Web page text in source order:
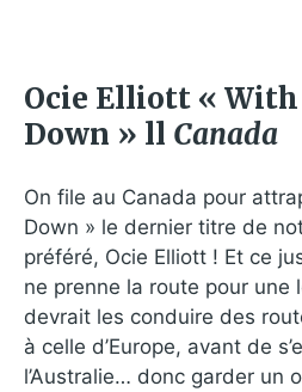
Ocie Elliott «
Down » ll Canada
On file au Canada pour
Down » le dernier titre de
préféré, Ocie Elliott ! Et ce
ne prenne la route pour une
devrait les conduire des
à celle d’Europe, avant de
l’Australie… donc garder un